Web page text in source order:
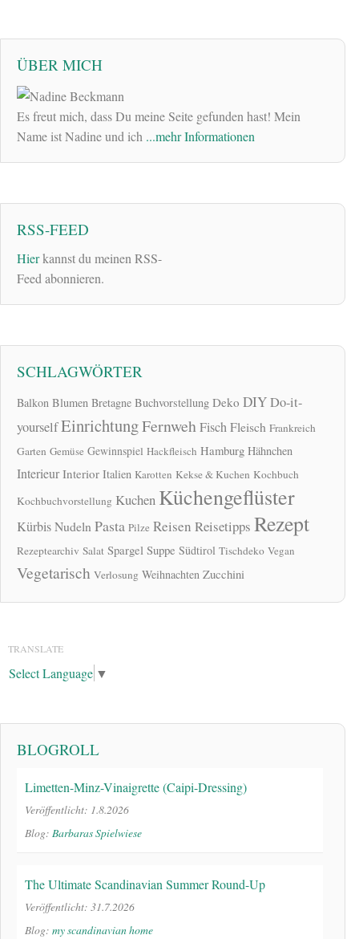
ÜBER MICH
Es freut mich, dass Du meine Seite gefunden hast! Mein
Name ist Nadine und ich ...mehr Informationen
RSS-FEED
Hierkannst du meinen RSS-
Feed abonnieren.
SCHLAGWÖRTER
Balkon Blumen Bretagne Buchvorstellung Deko DIYDo-it-
yourselfEinrichtungFernwehFischFleisch Frankreich
Garten Gemüse Gewinnspiel Hackfleisch Hamburg Hähnchen
Interieur Interior Italien Karotten Kekse & Kuchen Kochbuch
Kochbuchvorstellung Kuchen Küchengeflüster
KürbisNudeln Pasta Pilze Reisen Reisetipps Rezept
Rezeptearchiv Salat Spargel Suppe Südtirol Tischdeko Vegan
Vegetarisch Verlosung Weihnachten Zucchini
TRANSLATE
Select Language ▼
BLOGROLL
Limetten-Minz-Vinaigrette (Caipi-Dressing)
Veröffentlicht: 1.8.2026
Blog: Barbaras Spielwiese
The Ultimate Scandinavian Summer Round-Up
Veröffentlicht: 31.7.2026
Blog: my scandinavian home